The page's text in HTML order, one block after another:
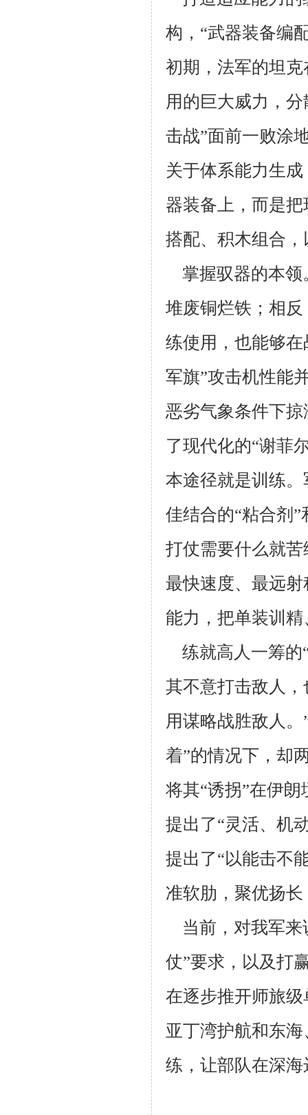
构，“武器装备编
初期，法军的坦
用的巨大威力，
击战”面前一败涂
关于体系能力生
器装备上，而是
搭配、积木组合
掌握驭器的本
堆废铜烂铁；相
练使用，也能够
军旗”攻击机性能
恶劣气象条件下
了现代化的“谢菲
本途径就是训练
佳结合的“粘合剂
打仗需要什么就
最快速度、最远
能力，把单装训
练就高人一筹的
其不意打击敌人
用谋略战胜敌人。
着”的情况下，却
将其“诱拐”在伊
提出了“灵活、机
提出了“以能击不
准软肋，聚优扬
当前，对我军
仗”要求，以及打
在逐步推开师旅
亚丁湾护航和东
练，让部队在深